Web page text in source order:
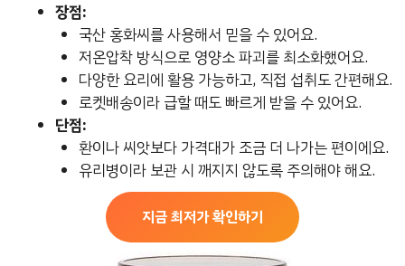
장점:
국산 홍화씨를 사용해서 믿을 수 있어요.
저온압착 방식으로 영양소 파괴를 최소화했어요.
다양한 요리에 활용 가능하고, 직접 섭취도 간편해요.
로켓배송이라 급할 때도 빠르게 받을 수 있어요.
단점:
환이나 씨앗보다 가격대가 조금 더 나가는 편이에요.
유리병이라 보관 시 깨지지 않도록 주의해야 해요.
지금 최저가 확인하기